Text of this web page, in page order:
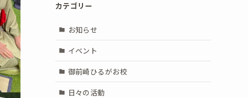
カテゴリー
お知らせ
イベント
御前崎ひるがお校
日々の活動